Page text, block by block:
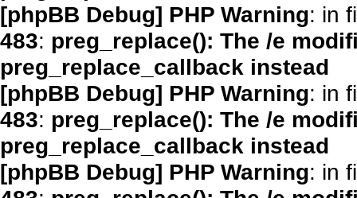
[phpBB Debug] PHP Warning: in
483: preg_replace(): The /e
preg_replace_callback instead
[phpBB Debug] PHP Warning: in
483: preg_replace(): The /e
preg_replace_callback instead
[phpBB Debug] PHP Warning: in